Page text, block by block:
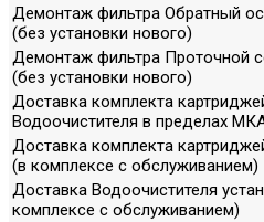
Демонтаж фильтра Обратный
(без установки нового)
Демонтаж фильтра Проточной
(без установки нового)
Доставка комплекта
Водоочистителя в пределах
Доставка комплекта
(в комплексе с обслуживанием)
Доставка Водоочистителя
комплексе с обслуживанием)